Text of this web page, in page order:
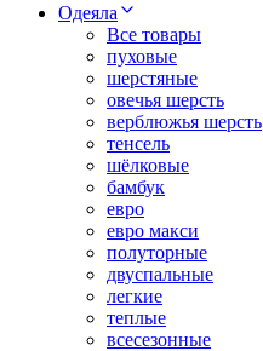
Одеяла
Все товары
пуховые
шерстяные
овечья шерсть
верблюжья шерсть
тенсель
шёлковые
бамбук
евро
евро макси
полуторные
двуспальные
легкие
теплые
всесезонные